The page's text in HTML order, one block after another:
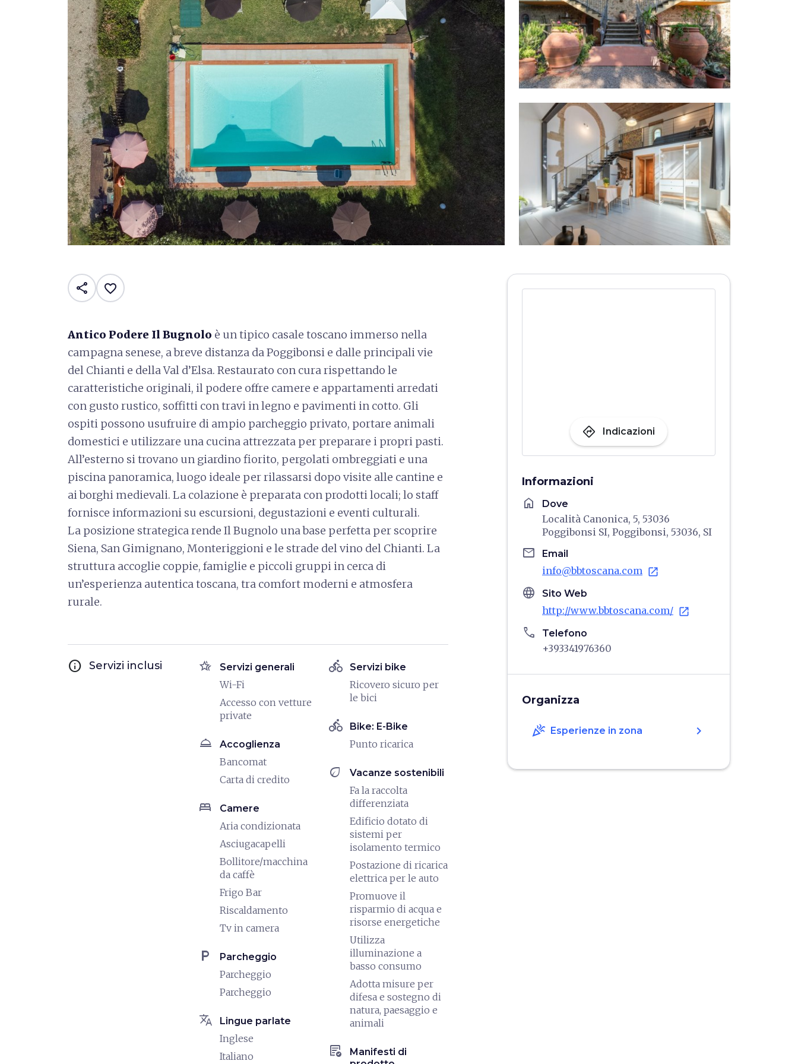
share favorite_border
Antico Podere Il Bugnolo è un tipico casale toscano immerso nella
campagna senese, a breve distanza da Poggibonsi e dalle principali vie
del Chianti e della Val d’Elsa. Restaurato con cura rispettando le
caratteristiche originali, il podere offre camere e appartamenti arredati
con gusto rustico, soffitti con travi in legno e pavimenti in cotto. Gli
ospiti possono usufruire di ampio parcheggio privato, portare animali
domestici e utilizzare una cucina attrezzata per preparare i propri pasti.
All’esterno si trovano un giardino fiorito, pergolati ombreggiati e una
piscina panoramica, luogo ideale per rilassarsi dopo visite alle cantine e
ai borghi medievali. La colazione è preparata con prodotti locali; lo staff
fornisce informazioni su escursioni, degustazioni e eventi culturali.
La posizione strategica rende Il Bugnolo una base perfetta per scoprire
Siena, San Gimignano, Monteriggioni e le strade del vino del Chianti. La
struttura accoglie coppie, famiglie e piccoli gruppi in cerca di
un’esperienza autentica toscana, tra comfort moderni e atmosfera
rurale.
info Servizi inclusi hotel_class Servizi generali
Wi-Fi
Accesso con vetture
private
room_service Accoglienza
Bancomat
Carta di credito
bed Camere
Aria condizionata
Asciugacapelli
Bollitore/macchina
da caffè
Frigo Bar
Riscaldamento
Tv in camera
local_parking Parcheggio
Parcheggio
Parcheggio
translate Lingue parlate
Inglese
Italiano
directions_bike Servizi bike
Ricovero sicuro per
le bici
directions_bike Bike: E-Bike
Punto ricarica
eco Vacanze sostenibili
Fa la raccolta
differenziata
Edificio dotato di
sistemi per
isolamento termico
Postazione di ricarica
elettrica per le auto
Promuove il
risparmio di acqua e
risorse energetiche
Utilizza
illuminazione a
basso consumo
Adotta misure per
difesa e sostegno di
natura, paesaggio e
animali
order_approve
Manifesti di
directions Indicazioni
Informazioni
home Dove
Località Canonica, 5, 53036
Poggibonsi SI, Poggibonsi, 53036, SI
email Email
info@bbtoscana.com open_in_new
language Sito Web
http://www.bbtoscana.com/ open_in_new
phone Telefono
+393341976360
Organizza
celebration Esperienze in zona chevron_right